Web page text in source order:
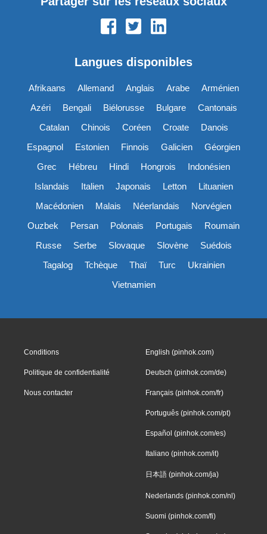
Langues disponibles
Afrikaans Allemand Anglais Arabe
Arménien
Azéri
Bengali Biélorusse Bulgare
Cantonais
Catalan
Chinois Coréen Croate
Danois
Espagnol
Estonien Finnois Galicien
Géorgien
Grec
Hébreu Hindi Hongrois
Indonésien
Islandais
Italien Japonais Letton
Lituanien
Macédonien
Malais Néerlandais
Norvégien
Ouzbek
Persan Polonais Portugais
Roumain
Russe
Serbe Slovaque Slovène
Suédois
Tagalog
Tchèque Thaï Turc
Ukrainien
Vietnamien
Conditions
Politique de confidentialité
Nous contacter
English (pinhok.com)
Deutsch (pinhok.com/de)
Français (pinhok.com/fr)
Português (pinhok.com/pt)
Español (pinhok.com/es)
Italiano (pinhok.com/it)
日本語 (pinhok.com/ja)
Nederlands (pinhok.com/nl)
Suomi (pinhok.com/fi)